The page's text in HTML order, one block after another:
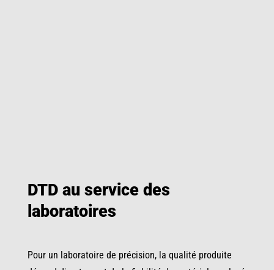
DTD au service des
laboratoires
Pour un laboratoire de précision, la qualité produite